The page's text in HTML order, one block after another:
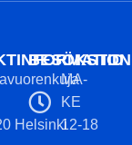
Helsinki
BESÖKSTID
MA-
KE
12-18